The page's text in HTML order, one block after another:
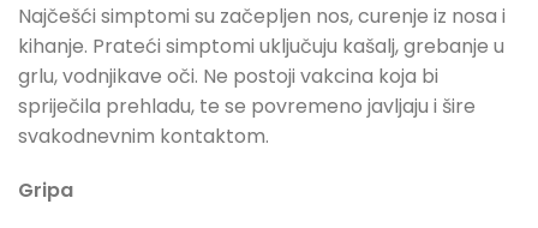
Najčešći simptomi su začepljen nos, curenje iz nosa i
kihanje. Prateći simptomi uključuju kašalj, grebanje u
grlu, vodnjikave oči. Ne postoji vakcina koja bi
spriječila prehladu, te se povremeno javljaju i šire
svakodnevnim kontaktom.
Gripa